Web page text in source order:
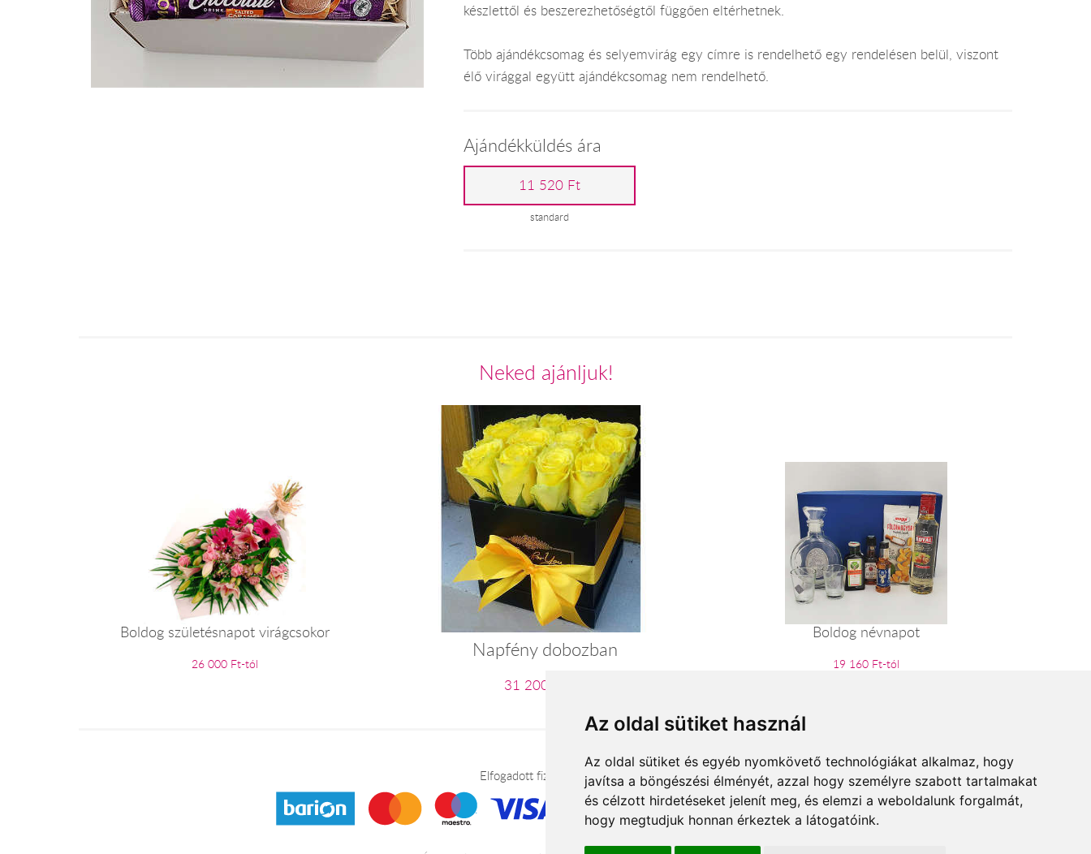
Az oldal sütiket használ
Az oldal sütiket és egyéb nyomkövető technológiákat alkalmaz, hogy
javítsa a böngészési élményét, azzal hogy személyre szabott tartalmakat
és célzott hirdetéseket jelenít meg, és elemzi a weboldalunk forgalmát,
hogy megtudjuk honnan érkeztek a látogatóink.
készlettől és beszerezhetőségtől függően eltérhetnek.
Több ajándékcsomag és selyemvirág egy címre is rendelhető egy rendelésen belül, viszont
élő virággal együtt ajándékcsomag nem rendelhető.
Ajándékküldés ára
11 520 Ft
standard
Neked ajánljuk!
Boldog születésnapot virágcsokor
26 000 Ft-tól
Napfény dobozban
31 200 Ft-tól
Boldog névnapot
19 160 Ft-tól
Elfogadott fizetési módok